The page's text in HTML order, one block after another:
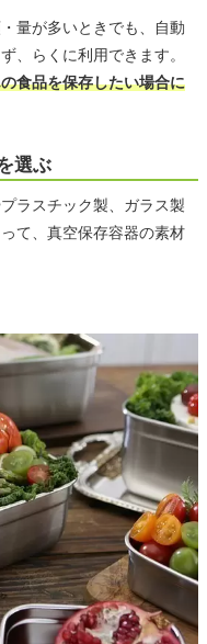
量が多いときでも、自動
、らくに利用できます。
食品を保存したい場合に
選ぶ
ラスチック製、ガラス製
て、真空保存容器の素材